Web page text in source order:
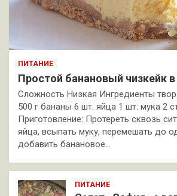
ПИТАНИЕ
Простой банановый чизкейк
Сложность Низкая Ингредиенты
500 г бананы 6 шт. яйца 1 шт. мука 2
Приготовление: Протереть сквозь
яйца, всыпать муку, перемешать до
добавить банановое…
ПИТАНИЕ